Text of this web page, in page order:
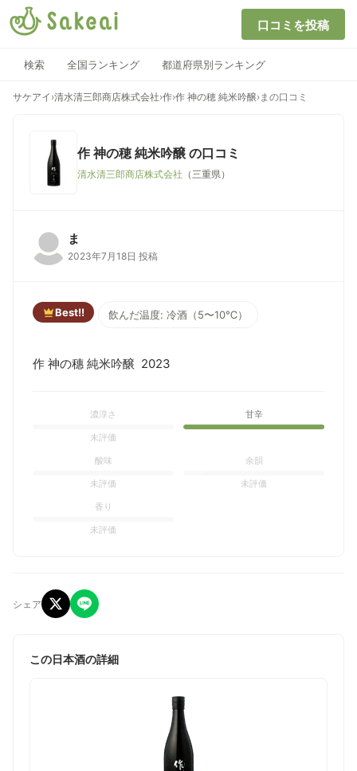
口コミを投稿
検索 全国ランキング 都道府県別ランキング
サケアイ ›清水清三郎商店株式会社›作›作 神の穂 純米吟醸›まの口コミ
作 神の穂 純米吟醸 の口コミ
清水清三郎商店株式会社 （三重県）
ま
2023年7月18日 投稿
Best!! 飲んだ温度: 冷酒（5〜10℃）
作 神の穗 純米吟醸  2023
濃淳さ
未評価
甘辛
酸味
未評価
余韻
未評価
香り
未評価
シェア
この日本酒の詳細